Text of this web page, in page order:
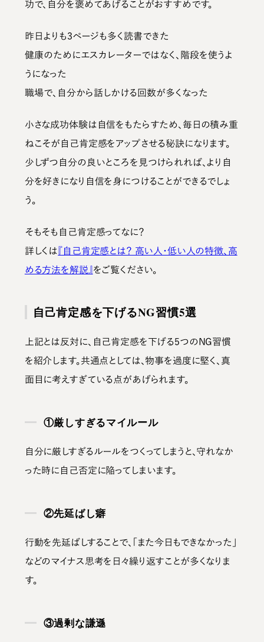
功で、自分を褒めてあげる ことがおすすめです。
昨日よりも3ページも多く読書できた
健康のためにエスカレーターではなく、階段を使うよ
うになった
職場で、自分から話しかける回数が多くなった
小さな成功体験は自信をもたらすため、 毎日の積み重
ねこそが自己肯定感をアップさせる秘訣になります。
少しずつ自分の良いところを見つけられれば、より自
分を好きになり自信を身につけることができるでしょ
う。
そもそも自己肯定感ってなに？
詳しくは 『自己肯定感とは？ 高い人・低い人の特徴、高
める方法を解説』 をご覧ください。
自己肯定感を下げるNG習慣5選
上記とは反対に、 自己肯定感を下げる5つのNG習慣
を紹介します。共通点としては、物事を過度に堅く、真
面目に考えすぎている点があげられます。
①厳しすぎるマイルール
自分に厳しすぎるルールをつくってしまうと、守れなか
った時に自己否定に陥ってしまいます。
②先延ばし癖
行動を先延ばしすることで、「また今日もできなかった」
などのマイナス思考を日々繰り返すことが多くなりま
す。
③過剰な謙遜